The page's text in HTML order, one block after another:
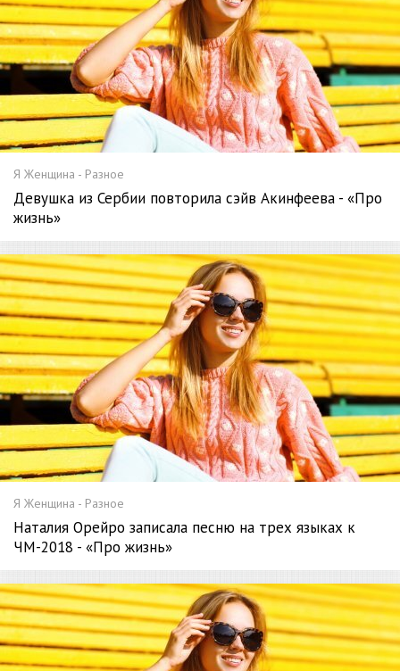
Я Женщина - Разное
Девушка из Сербии повторила сэйв Акинфеева - «Про
жизнь»
Я Женщина - Разное
Наталия Орейро записала песню на трех языках к
ЧМ-2018 - «Про жизнь»